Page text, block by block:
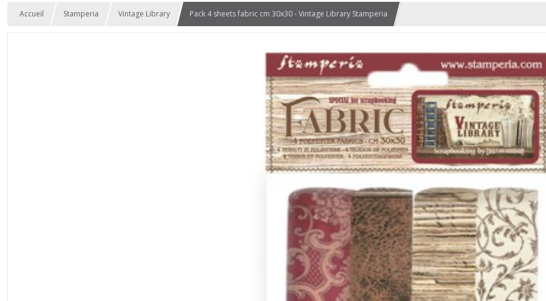
Accueil Stamperia Vintage Library Pack 4 sheets fabric cm 30x30 - Vintage Library Stamperia